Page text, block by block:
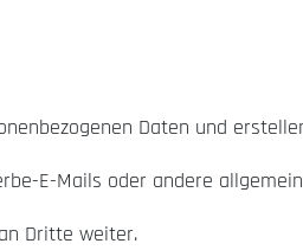
Daten und
E-Mails oder andere
Dritte weiter.